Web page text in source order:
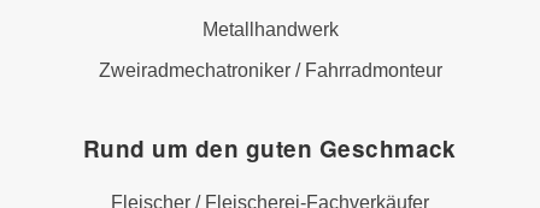
Metallhandwerk
Zweiradmechatroniker / Fahrradmonteur
Rund um den guten Geschmack
Fleischer / Fleischerei-Fachverkäufer